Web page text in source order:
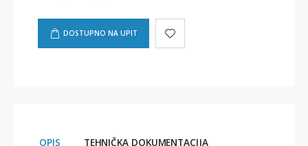
DOSTUPNO NA UPIT
OPIS
TEHNIČKA DOKUMENTACIJA